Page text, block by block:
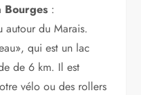
Bourges :
autour du Marais.
qui est un lac
de 6 km. Il est
vélo ou des rollers